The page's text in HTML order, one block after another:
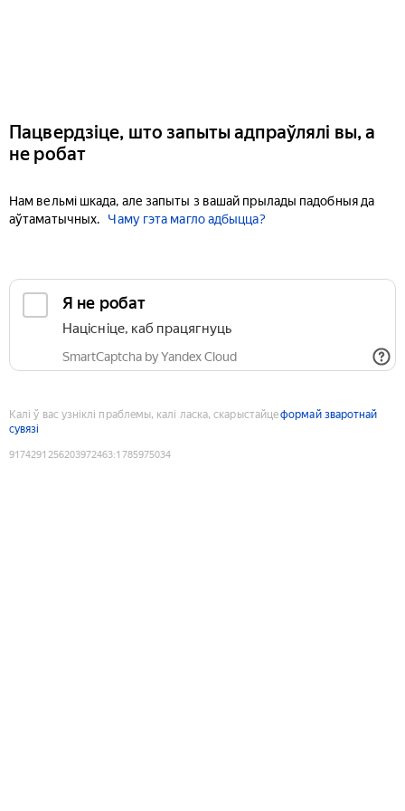
Пацвердзіце, што запыты адпраўлялі вы, а
не робат
Нам вельмі шкада, але запыты з вашай прылады падобныя да
аўтаматычных.
Чаму гэта магло адбыцца?
Я не робат
Націсніце, каб працягнуць
SmartCaptcha by Yandex Cloud
Калі ў вас узніклі праблемы, калі ласка, скарыстайцеформай зваротнай
сувязі
9174291256203972463:1785975034